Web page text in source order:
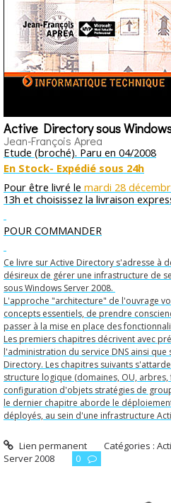
Active Directory sous
Jean-François Aprea
Etude (broché). Paru en 04/2008
En Stock- Expédié sous 24h
Pour être livré le mardi 28
13h et choisissez la livraison
POUR COMMANDER
Ce livre sur Active Directory s'adresse à
désireux de gérer une infrastructure de
sous Windows Server 2008.
L'approche "architecture" de l'ouvrage
concepts essentiels, de prendre
passer à la mise en place des
Les premiers chapitres décrivent avec
l'administration du service DNS ainsi
Directory. Les chapitres suivants
structure logique (domaines, OU,
configuration d'objets stratégies de
le dernier chapitre aborde le
déployés, au sein d'une infrastructure
Lien permanent Catégories :
Server 2008
0